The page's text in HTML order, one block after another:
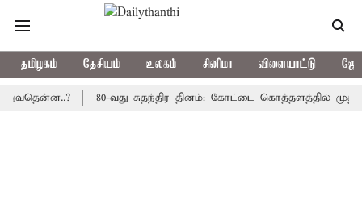
தமிழகம் தேசியம் உலகம் சினிமா விளையாட்டு
80-வது சுதந்திர தினம்: கோட்டை கொத்தளத்தில் முதல்